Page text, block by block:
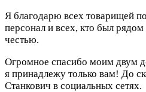
Я благодарю всех товарищей
персонал и всех, кто был
честью.
Огромное спасибо моим двум
я принадлежу только вам! До
Станкович в социальных сетях.